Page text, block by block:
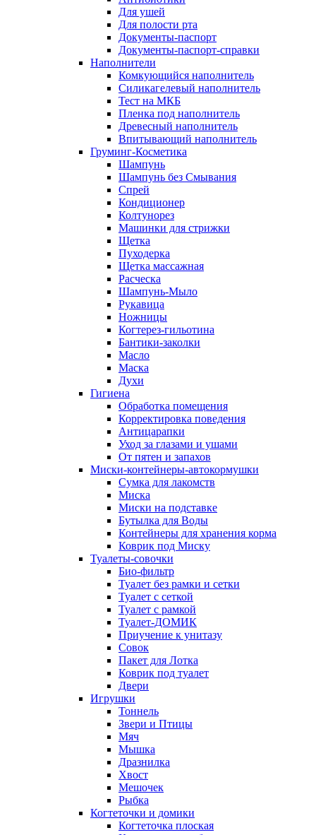
Для ушей
Для полости рта
Документы-паспорт
Документы-паспорт-справки
Наполнители
Комкующийся наполнитель
Силикагелевый наполнитель
Тест на МКБ
Пленка под наполнитель
Древесный наполнитель
Впитывающий наполнитель
Груминг-Косметика
Шампунь
Шампунь без Смывания
Спрей
Кондиционер
Колтунорез
Машинки для стрижки
Щетка
Пуходерка
Щетка массажная
Расческа
Шампунь-Мыло
Рукавица
Ножницы
Когтерез-гильотина
Бантики-заколки
Масло
Маска
Духи
Гигиена
Обработка помещения
Корректировка поведения
Антицарапки
Уход за глазами и ушами
От пятен и запахов
Миски-контейнеры-автокормушки
Сумка для лакомств
Миска
Миски на подставке
Бутылка для Воды
Контейнеры для хранения корма
Коврик под Миску
Туалеты-совочки
Био-фильтр
Туалет без рамки и сетки
Туалет с сеткой
Туалет с рамкой
Туалет-ДОМИК
Приучение к унитазу
Совок
Пакет для Лотка
Коврик под туалет
Двери
Игрушки
Тоннель
Звери и Птицы
Мяч
Мышка
Дразнилка
Хвост
Мешочек
Рыбка
Когтеточки и домики
Когтеточка плоская